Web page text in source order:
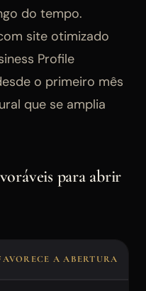
do tempo.
site otimizado
Profile
o primeiro mês
que se amplia
para abrir
A ABERTURA